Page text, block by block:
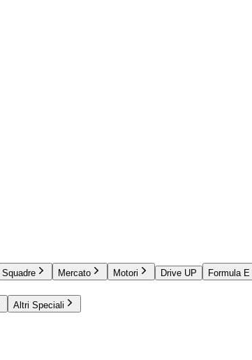
Squadre Mercato Motori Drive UP Formula E
Altri Speciali